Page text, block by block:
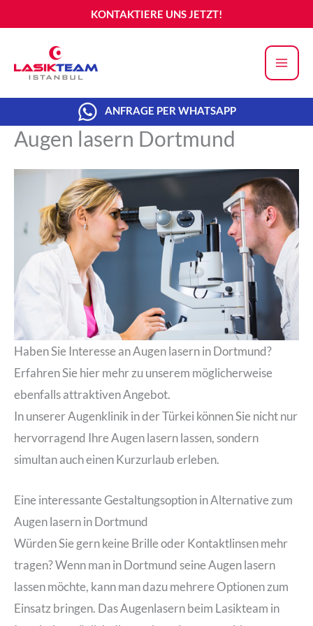
Inhalt
KONTAKTIERE UNS JETZT!
ANFRAGE PER WHATSAPP
Augen lasern Dortmund
Haben Sie Interesse an Augen lasern in Dortmund?
Erfahren Sie hier mehr zu unserem möglicherweise
ebenfalls attraktiven Angebot.
In unserer Augenklinik in der Türkei können Sie nicht nur
hervorragend Ihre Augen lasern lassen, sondern
simultan auch einen Kurzurlaub erleben.
Eine interessante Gestaltungsoption in Alternative zum
Augen lasern in Dortmund
Würden Sie gern keine Brille oder Kontaktlinsen mehr
tragen? Wenn man in Dortmund seine Augen lasern
lassen möchte, kann man dazu mehrere Optionen zum
Einsatz bringen. Das Augenlasern beim Lasikteam in